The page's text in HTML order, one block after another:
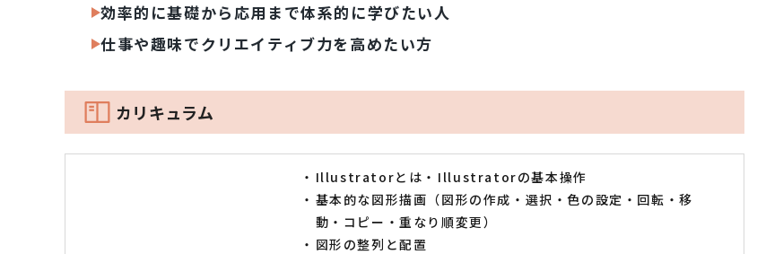
効率的に基礎から応用まで体系的に学びたい人
仕事や趣味でクリエイティブ力を高めたい方
カリキュラム
Illustratorとは
Illustratorの基本操作
基本的な図形描画（図形の作成・選択・色の設定・回転・移
動・コピー・重なり順変更）
図形の整列と配置